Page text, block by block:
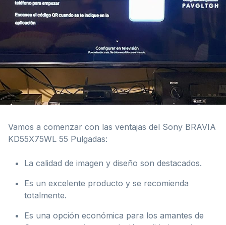
Vamos a comenzar con las ventajas del Sony BRAVIA
KD55X75WL 55 Pulgadas:
La calidad de imagen y diseño son destacados.
Es un excelente producto y se recomienda
totalmente.
Es una opción económica para los amantes de